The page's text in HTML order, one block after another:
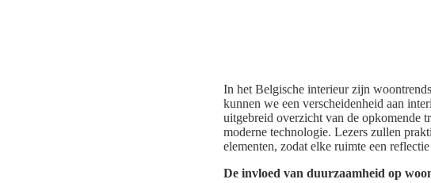
In het Belgische interieur zijn
kunnen we een verscheidenheid aan
uitgebreid overzicht van de opkomende
moderne technologie. Lezers zullen
elementen, zodat elke ruimte een
De invloed van duurzaamheid op